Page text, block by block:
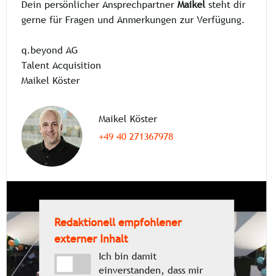
Dein persönlicher Ansprechpartner Maikel steht dir
gerne für Fragen und Anmerkungen zur Verfügung.
q.beyond AG
Talent Acquisition
Maikel Köster
Maikel Köster
+49 40 271367978
Redaktionell empfohlener
externer Inhalt
Ich bin damit
einverstanden, dass mir